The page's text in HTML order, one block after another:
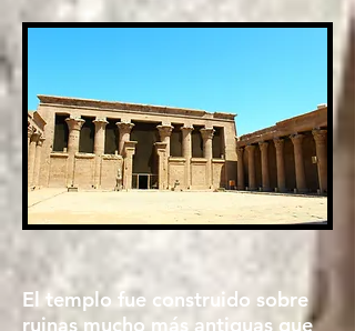
El templo fue construido sobre
ruinas mucho más antiguas que